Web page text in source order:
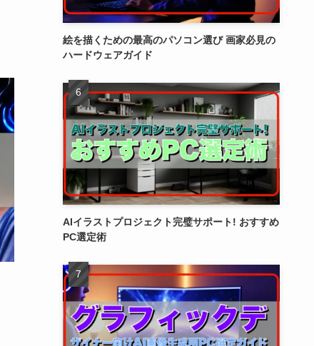
絵を描くための最高のパソコン選び 画家必見の
ハードウェアガイド
AIイラストプロジェクト完璧サポート! おすすめ
PC選定術